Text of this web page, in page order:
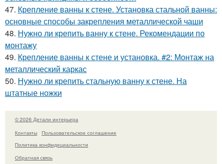
47. Крепление ванны к стене. Установка стальной ванны:
основные способы закрепления металлической чаши
48. Нужно ли крепить ванну к стене. Рекомендации по
монтажу
49. Крепление ванны к стене и установка. #2: Монтаж на
металлический каркас
50. Нужно ли крепить стальную ванну к стене. На
штатные ножки
© 2026 Детали интерьера
Контакты
Пользовательское соглашение
Политика конфидециальности
Обратная связь